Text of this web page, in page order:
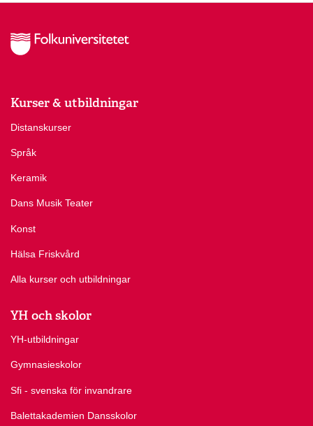
Kurser & utbildningar
Distanskurser
Språk
Keramik
Dans Musik Teater
Konst
Hälsa Friskvård
Alla kurser och utbildningar
YH och skolor
YH-utbildningar
Gymnasieskolor
Sfi - svenska för invandrare
Balettakademien Dansskolor